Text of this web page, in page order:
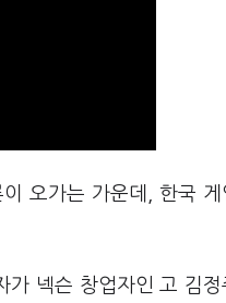
오가는 가운데, 한국
넥슨 창업자인 고 김